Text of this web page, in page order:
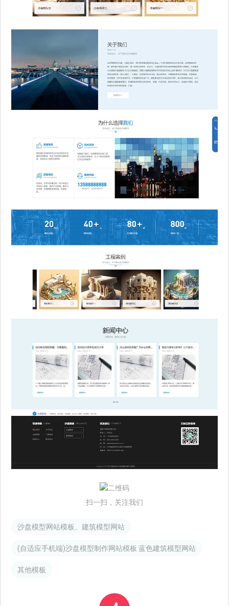
扫一扫，关注我们
沙盘模型网站模板、建筑模型网站
(自适应手机端)沙盘模型制作网站模板 蓝色建筑模型网站
其他模板